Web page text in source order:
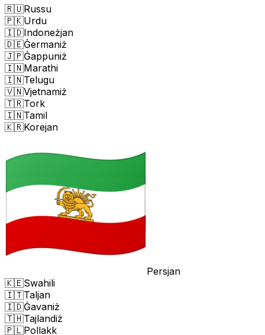
🇷🇺Russu
🇵🇰Urdu
🇮🇩Indoneżjan
🇩🇪Ġermaniż
🇯🇵Ġappuniż
🇮🇳Marathi
🇮🇳Telugu
🇻🇳Vjetnamiż
🇹🇷Tork
🇮🇳Tamil
🇰🇷Korejan
Persjan
🇰🇪Swahili
🇮🇹Taljan
🇮🇩Ġavaniż
🇹🇭Tajlandiż
🇵🇱Pollakk